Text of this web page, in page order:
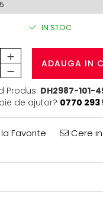
IN STOC
ADAUGA IN
Produs: DH2987-101-
de ajutor? 0770 293
Favorite Cere